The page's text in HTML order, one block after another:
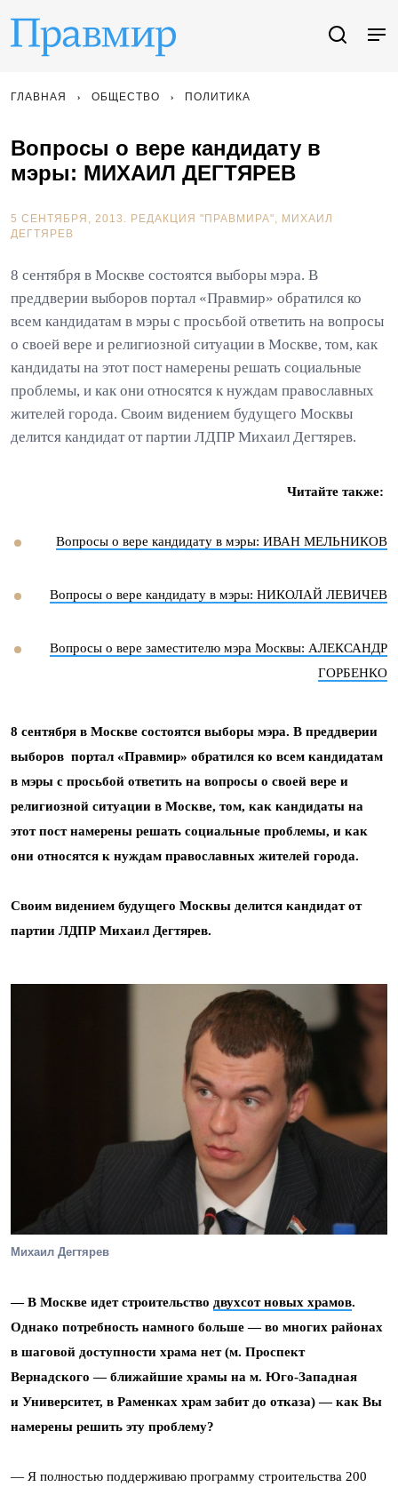
ГЛАВНАЯ ОБЩЕСТВО ПОЛИТИКА
Вопросы о вере кандидату в
мэры: МИХАИЛ ДЕГТЯРЕВ
5 СЕНТЯБРЯ, 2013. РЕДАКЦИЯ "ПРАВМИРА"
МИХАИЛ
ДЕГТЯРЕВ
8 сентября в Москве состоятся выборы мэра. В
преддверии выборов портал «Правмир» обратился ко
всем кандидатам в мэры с просьбой ответить на вопросы
о своей вере и религиозной ситуации в Москве, том, как
кандидаты на этот пост намерены решать социальные
проблемы, и как они относятся к нуждам православных
жителей города. Своим видением будущего Москвы
делится кандидат от партии ЛДПР Михаил Дегтярев.
Читайте также:
Вопросы о вере кандидату в мэры: ИВАН МЕЛЬНИКОВ
Вопросы о вере кандидату в мэры: НИКОЛАЙ ЛЕВИЧЕВ
Вопросы о вере заместителю мэра Москвы: АЛЕКСАНДР
ГОРБЕНКО
8 сентября в Москве состоятся выборы мэра. В преддверии
выборов портал «Правмир» обратился ко всем кандидатам
в мэры с просьбой ответить на вопросы о своей вере и
религиозной ситуации в Москве, том, как кандидаты на
этот пост намерены решать социальные проблемы, и как
они относятся к нуждам православных жителей города.
Своим видением будущего Москвы делится кандидат от
партии ЛДПР Михаил Дегтярев.
Михаил Дегтярев
— В Москве идет строительство двухсот новых храмов.
Однако потребность намного больше — во многих районах
в шаговой доступности храма нет (м. Проспект
Вернадского — ближайшие храмы на м. Юго-Западная
и Университет, в Раменках храм забит до отказа) — как Вы
намерены решить эту проблему?
— Я полностью поддерживаю программу строительства 200